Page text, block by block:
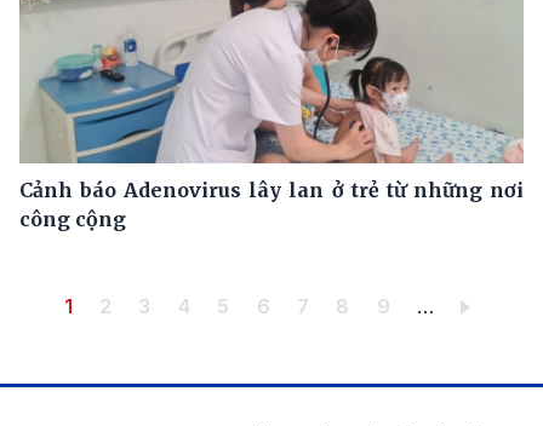
Cảnh báo Adenovirus lây lan ở trẻ từ những nơi
công cộng
Pagination
Trang hiện thời
1 Trang
2 Trang
3 Trang
4 Trang
5 Trang
6 Trang
7 Trang
8 Trang
9 …